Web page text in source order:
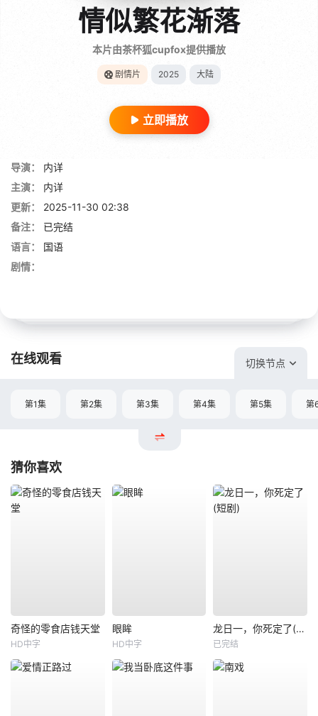
情似繁花渐落
本片由茶杯狐cupfox提供播放
剧情片 2025 大陆
立即播放
导演：
内详
主演：
内详
更新：
2025-11-30 02:38
备注：
已完结
语言：
国语
剧情：
在线观看 切换节点
第1集 第2集 第3集 第4集 第5集 第
猜你喜欢
奇怪的零食店钱天堂
HD中字
眼眸
HD中字
龙日一，你死定了(短剧)
已完结